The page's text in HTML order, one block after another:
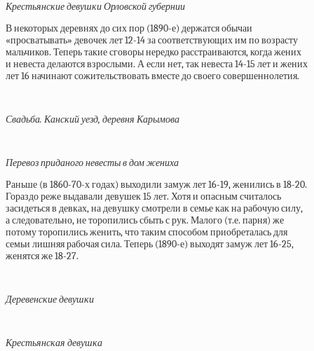
Крестьянские девушки Орловской губернии
В некоторых деревнях до сих пор (1890-е) держатся обычаи
«просватывать» девочек лет 12-14 за соответствующих им по возрасту
мальчиков. Теперь такие сговоры нередко расстраиваются, когда жених
и невеста делаются взрослыми. А если нет, так невеста 14-15 лет и жених
лет 16 начинают сожительствовать вместе до своего совершеннолетия.
Свадьба. Канский уезд, деревня Карымова
Перевоз приданого невесты в дом жениха
Раньше (в 1860-70-х годах) выходили замуж лет 16-19, женились в 18-20.
Гораздо реже выдавали девушек 15 лет. Хотя и опасным считалось
засидеться в девках, на девушку смотрели в семье как на рабочую силу,
а следовательно, не торопились сбыть с рук. Малого (т.е. парня) же
потому торопились женить, что таким способом приобреталась для
семьи лишняя рабочая сила. Теперь (1890-е) выходят замуж лет 16-25,
женятся же 18-27.
Деревенские девушки
Крестьянская девушка